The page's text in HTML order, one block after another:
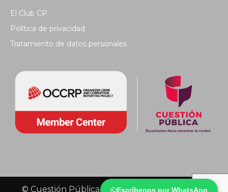
Escríbenos por WhatsApp
El Club CP
Política de privacidad
Tratamiento de datos personales
© Cuestión Pública 2018 - Todos los derechos